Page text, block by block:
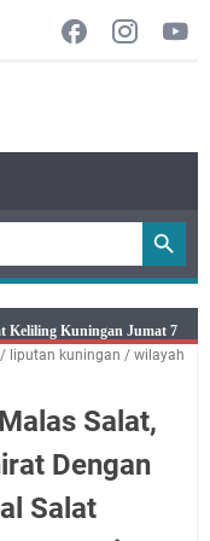
SIM Keliling Ada di
Akan Tetap Berjalan
Sekarung Penuh Uang
Cuma Kewajiban, Tapi
Paling Menenangkan, Ini
/ liputan kuningan / wilayah
Salat,
Dengan
Salat